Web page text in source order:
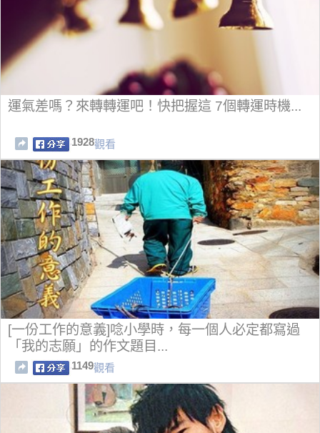
運氣差嗎？來轉轉運吧！快把握這 7個轉運時機...
1928觀看
[一份工作的意義]唸小學時，每一個人必定都寫過
「我的志願」的作文題目...
1149觀看